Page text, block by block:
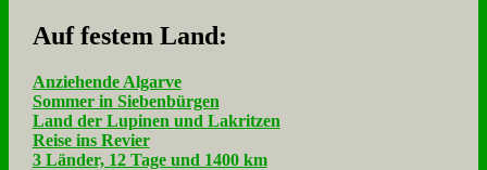
Auf fe­stem Land:
Anziehende Algarve
Sommer in Siebenbürgen
Land der Lupinen und Lakritzen
Reise ins Revier
3 Länder, 12 Tage und 1400 km